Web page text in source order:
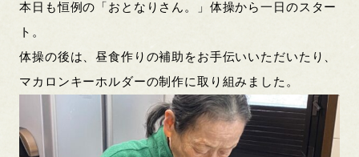
本日も恒例の「おとなりさん。」体操から一日のスター
ト。
体操の後は、昼食作りの補助をお手伝いいただいたり、
マカロンキーホルダーの制作に取り組みました。